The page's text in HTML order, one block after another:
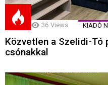
36 Views KIADÓ
Közvetlen a Szelidi-Tó
csónakkal